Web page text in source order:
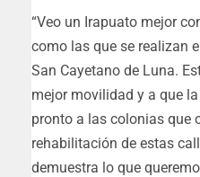
“Veo un Irapuato mejor
como las que se realizan
San Cayetano de Luna.
mejor movilidad y a que
pronto a las colonias que
rehabilitación de estas
demuestra lo que